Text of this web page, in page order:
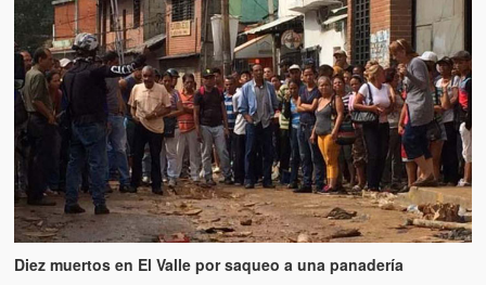
Diez muertos en El Valle por saqueo a una panadería